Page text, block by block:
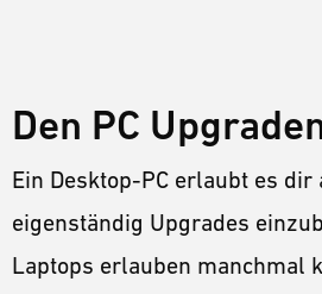
Den PC
Ein Desktop-PC erlaubt es dir
eigenständig Upgrades
Laptops erlauben manchmal